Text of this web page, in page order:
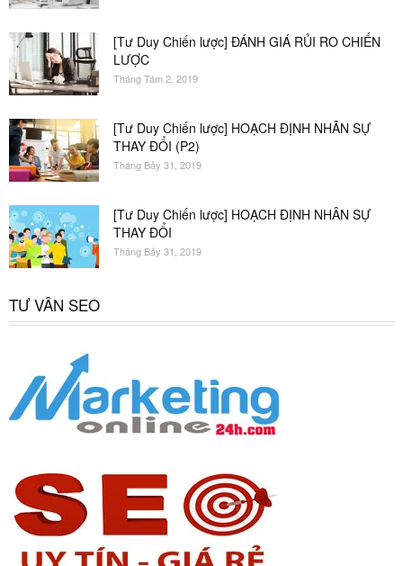
[Tư Duy Chiến lược] ĐÁNH GIÁ RỦI RO CHIẾN
LƯỢC
Tháng Tám 2, 2019
[Tư Duy Chiến lược] HOẠCH ĐỊNH NHÂN SỰ
THAY ĐỔI (P2)
Tháng Bảy 31, 2019
[Tư Duy Chiến lược] HOẠCH ĐỊNH NHÂN SỰ
THAY ĐỔI
Tháng Bảy 31, 2019
TƯ VẤN SEO